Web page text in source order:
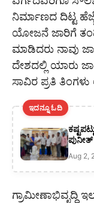
ನಿರ್ಮಾಣದ ದಿಟ್ಟ
ಯೋಜನೆ ಜಾರಿಗೆ
ಮಾಡಿದರು ನಾವು
ದೇಶದಲ್ಲಿ ಯಾರು
ಸಾವಿರ ಪ್ರತಿ
ಇದನ್ನೂ ಓದಿ
Aug 2,
ಗ್ರಾಮೀಣಾಭಿವೃದ್ಧಿ